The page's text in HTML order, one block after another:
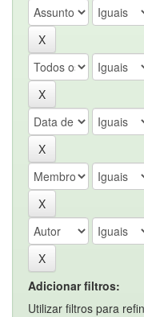
Adicionar filtros:
Utilizar filtros para